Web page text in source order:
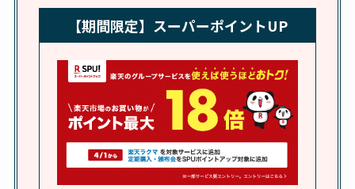
れの口コミも調査
しまむら布団セット
の料金は？セール・
半額になるのはい
つ？激安販売店・通
販も調査
karseellはどこで売っ
【期間限定】スーパーポイントUP